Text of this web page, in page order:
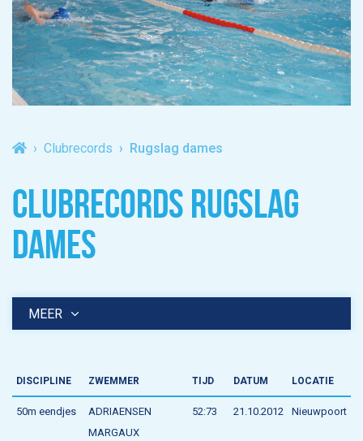
Clubrecords Rugslag dames
CLUBRECORDS RUGSLAG
DAMES
MEER
DISCIPLINE ZWEMMER TIJD DATUM LOCATIE
50m eendjes
ADRIAENSEN
MARGAUX
52:73 21.10.2012 Nieuwpoort